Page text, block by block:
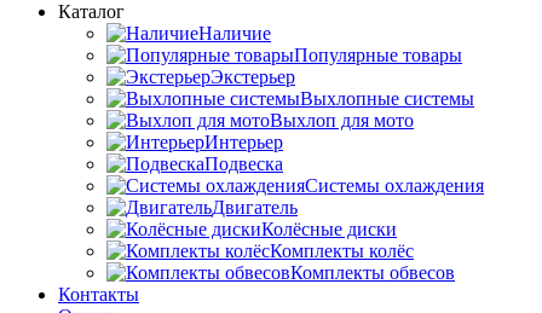
Каталог
Наличие
Популярные товары
Экстерьер
Выхлопные системы
Выхлоп для мото
Интерьер
Подвеска
Системы охлаждения
Двигатель
Колёсные диски
Комплекты колёс
Комплекты обвесов
Контакты